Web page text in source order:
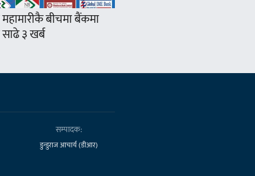
महामारीकै बीचमा बैंकमा
३ खर्ब
सम्पादक:
डुन्डुराज आचार्य (डीआर)